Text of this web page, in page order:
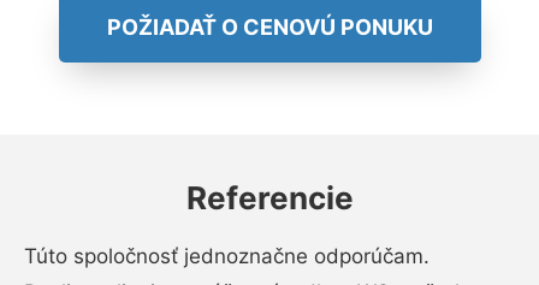
POŽIADAŤ O CENOVÚ PONUKU
Referencie
Túto spoločnosť jednoznačne odporúčam.